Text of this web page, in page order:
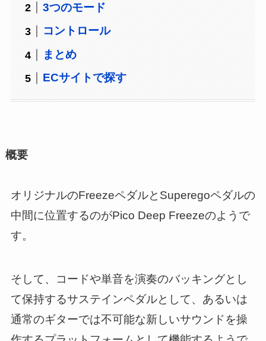
3つのモード
コントロール
まとめ
ECサイトで探す
概要
オリジナルのFreezeペダルとSuperegoペダルの
中間に位置するのがPico Deep Freezeのようで
す。
そして、コードや単音を演奏のバッキングとし
て保持するサステインペダルとして、あるいは
通常のギターでは不可能な新しいサウンドを操